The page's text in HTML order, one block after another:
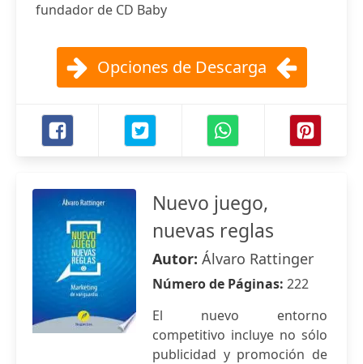
fundador de CD Baby
Opciones de Descarga
Nuevo juego,
nuevas reglas
Autor: Álvaro Rattinger
Número de Páginas: 222
El nuevo entorno
competitivo incluye no sólo
publicidad y promoción de